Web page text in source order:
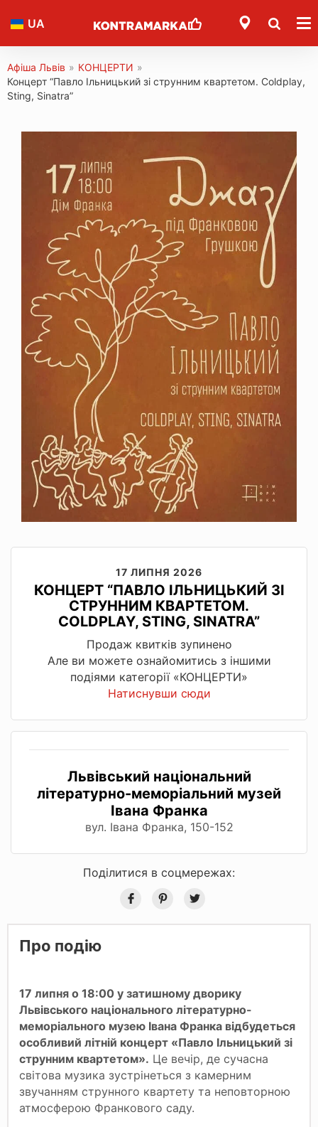
UA
Афіша Львів » КОНЦЕРТИ »
Концерт “Павло Ільницький зі струнним квартетом. Coldplay,
Sting, Sinatra”
17 ЛИПНЯ 2026
КОНЦЕРТ “ПАВЛО ІЛЬНИЦЬКИЙ ЗІ
СТРУННИМ КВАРТЕТОМ.
COLDPLAY, STING, SINATRA”
Продаж квитків зупинено
Але ви можете ознайомитись з іншими
подіями категорії «КОНЦЕРТИ»
Натиснувши сюди
Львівський національний
літературно-меморіальний музей
Івана Франка
вул. Івана Франка, 150-152
Поділитися в соцмережах:
Про подію
17 липня о 18:00 у затишному дворику
Львівського національного літературно-
меморіального музею Івана Франка відбудеться
особливий літній концерт «Павло Ільницький зі
струнним квартетом». Це вечір, де сучасна
світова музика зустрінеться з камерним
звучанням струнного квартету та неповторною
атмосферою Франкового саду.